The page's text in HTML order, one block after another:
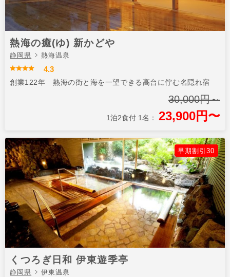
熱海の癒(ゆ) 新かどや
静岡県 熱海温泉
4.3
創業122年 熱海の街と海を一望できる高台に佇む名隠れ宿
30,000円～
1泊2食付 1名： 23,900円〜
早期割引30
くつろぎ日和 伊東遊季亭
静岡県 伊東温泉